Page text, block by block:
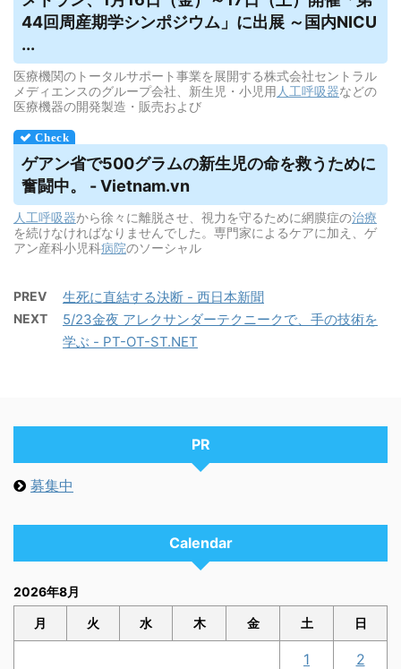
44回周産期学シンポジウム」に出展 ～国内NICU
...
医療機関のトータルサポート事業を展開する株式会社セントラル
メディエンスのグループ会社、新生児・小児用 人工呼吸器などの
医療機器の開発製造・販売および
ゲアン省で500グラムの新生児の命を救うために
奮闘中。 - Vietnam.vn
人工呼吸器から徐々に離脱させ、視力を守るために網膜症の治療
を続けなければなりませんでした。専門家によるケアに加え、ゲ
アン産科小児科病院のソーシャル
PREV 生死に直結する決断 - 西日本新聞
NEXT
5/23金夜 アレクサンダーテクニークで、手の技術を
学ぶ - PT-OT-ST.NET
PR
募集中
Calendar
2026年8月
月 火 水 木 金 土 日
1 2